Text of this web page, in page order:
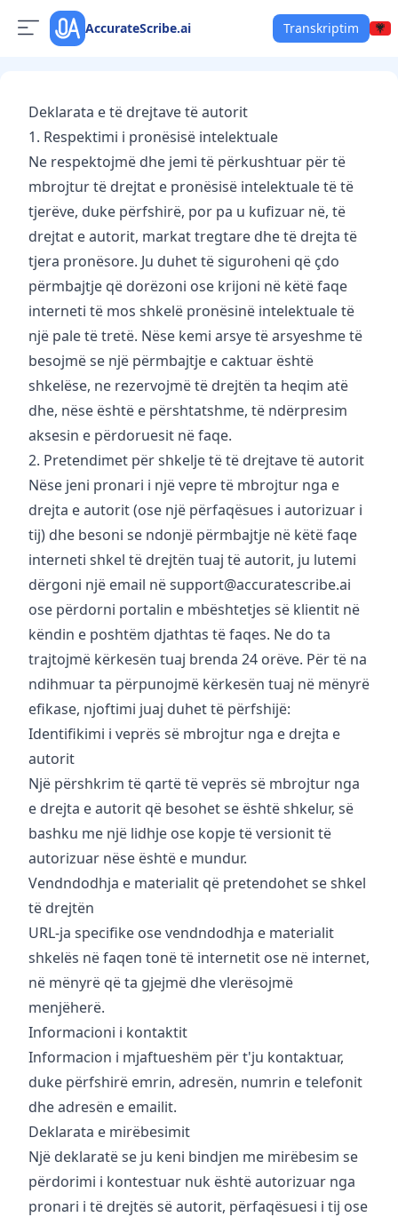
AccurateScribe.ai Transkriptim
Deklarata e të drejtave të autorit
1. Respektimi i pronësisë intelektuale
Ne respektojmë dhe jemi të përkushtuar për të
mbrojtur të drejtat e pronësisë intelektuale të të
tjerëve, duke përfshirë, por pa u kufizuar në, të
drejtat e autorit, markat tregtare dhe të drejta të
tjera pronësore. Ju duhet të siguroheni që çdo
përmbajtje që dorëzoni ose krijoni në këtë faqe
interneti të mos shkelë pronësinë intelektuale të
një pale të tretë. Nëse kemi arsye të arsyeshme të
besojmë se një përmbajtje e caktuar është
shkelëse, ne rezervojmë të drejtën ta heqim atë
dhe, nëse është e përshtatshme, të ndërpresim
aksesin e përdoruesit në faqe.
2. Pretendimet për shkelje të të drejtave të autorit
Nëse jeni pronari i një vepre të mbrojtur nga e
drejta e autorit (ose një përfaqësues i autorizuar i
tij) dhe besoni se ndonjë përmbajtje në këtë faqe
interneti shkel të drejtën tuaj të autorit, ju lutemi
dërgoni një email nësupport@accuratescribe.ai
ose përdorni portalin e mbështetjes së klientit në
këndin e poshtëm djathtas të faqes. Ne do ta
trajtojmë kërkesën tuaj brenda 24 orëve. Për të na
ndihmuar ta përpunojmë kërkesën tuaj në mënyrë
efikase, njoftimi juaj duhet të përfshijë:
Identifikimi i veprës së mbrojtur nga e drejta e
autorit
Një përshkrim të qartë të veprës së mbrojtur nga
e drejta e autorit që besohet se është shkelur, së
bashku me një lidhje ose kopje të versionit të
autorizuar nëse është e mundur.
Vendndodhja e materialit që pretendohet se shkel
të drejtën
URL-ja specifike ose vendndodhja e materialit
shkelës në faqen tonë të internetit ose në internet,
në mënyrë që ta gjejmë dhe vlerësojmë
menjëherë.
Informacioni i kontaktit
Informacion i mjaftueshëm për t'ju kontaktuar,
duke përfshirë emrin, adresën, numrin e telefonit
dhe adresën e emailit.
Deklarata e mirëbesimit
Një deklaratë se ju keni bindjen me mirëbesim se
përdorimi i kontestuar nuk është autorizuar nga
pronari i të drejtës së autorit, përfaqësuesi i tij ose